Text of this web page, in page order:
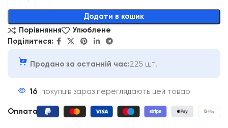
Додати в кошик
Порівняння
Улюблене
Поділитися:
Продано за останній час:225 шт.
16 покупців зараз переглядають цей товар
Оплата